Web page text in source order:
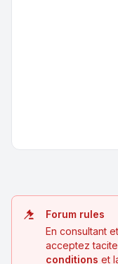
Forum rules
En consultant
acceptez
conditions et